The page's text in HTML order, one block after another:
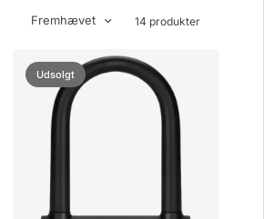
Fremhævet 14 produkter
Udsolgt